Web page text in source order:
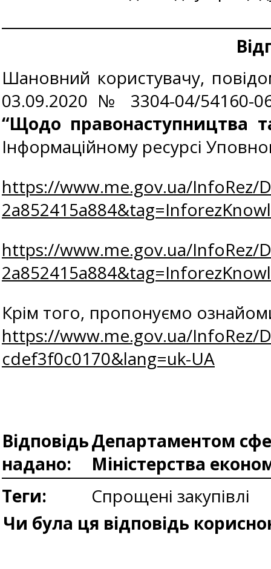
Шановний користувачу,
03.09.2020 № 3304-04/54160-
“Щодо правонаступництва
Інформаційному ресурсі
https://www.me.gov.ua/InfoRez/
https://www.me.gov.ua/InfoRez/
Крім того, пропонуємо
https://www.me.gov.ua/InfoRez/
cdef3f0c0170&lang=uk-UA
Відповідь
надано:
Департаментом
Міністерства
Теги:
Спрощені закупівлі
Чи була ця відповідь